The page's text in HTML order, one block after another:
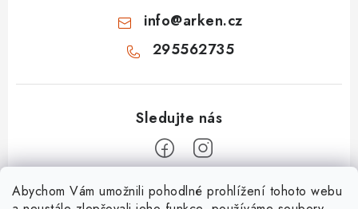
Abychom Vám umožnili pohodlné prohlížení tohoto webu
info@arken.cz
295562735